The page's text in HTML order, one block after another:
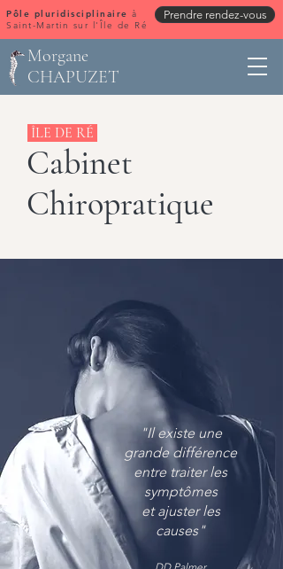
Pôle pluridisciplinaire à
Saint-Martin sur l'Île de Ré
Prendre rendez-vous
Morgane
CHAPUZET
ÎLE DE RÉ
Cabinet
Chiropratique
"Il existe une
grande différence
entre traiter les
symptômes
et ajuster les
causes"